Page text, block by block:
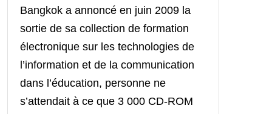
Bangkok a annoncé en juin 2009 la
sortie de sa collection de formation
électronique sur les technologies de
l’information et de la communication
dans l’éducation, personne ne
s’attendait à ce que 3 000 CD-ROM